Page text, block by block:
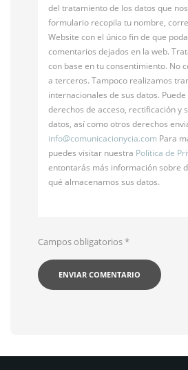
del tratamiento de los datos que
formulario recopila tu nombre,
Website con el único fin de que
comentarios dejados en la web.
con base en tu consentimiento. No
a terceros. Tampoco realizamos
internacionales de sus datos.
derechos de acceso, rectificación y
datos, así como otros derechos
info@comunicacionycia.com Para
puedes visitar nuestra Política de
entontarás más información sobre
qué almacenamos sus datos.
Campos obligatorios*